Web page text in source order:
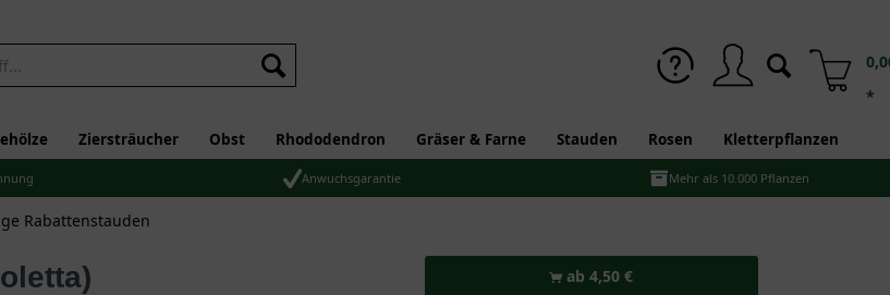
*
Ziersträucher Obst Rhododendron Gräser & Farne Stauden Rosen Kletterpflanzen
Anwuchsgarantie Mehr als 10.000 Pflanzen
Rabattenstauden
ab 4,50 €